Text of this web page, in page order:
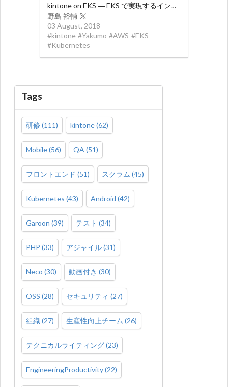
kintone on EKS ― EKS で実現するインフラ自動構築パイプライン
野島 裕輔
03 August, 2018
#kintone #Yakumo #AWS #EKS
#Kubernetes
Tags
研修 (111) kintone(62)
Mobile(56) QA (51)
フロントエンド (51) スクラム (45)
Kubernetes (43) Android (42)
Garoon (39) テスト (34)
PHP (33) アジャイル(31)
Neco (30) 動画付き (30)
OSS (28) セキュリティ (27)
組織(27) 生産性向上チーム (26)
テクニカルライティング(23)
EngineeringProductivity(22)